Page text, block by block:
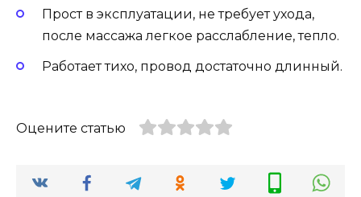
Прост в эксплуатации, не требует ухода,
после массажа легкое расслабление, тепло.
Работает тихо, провод достаточно длинный.
Оцените статью